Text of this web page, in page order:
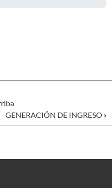
GENERACIÓN DE INGRESO ›